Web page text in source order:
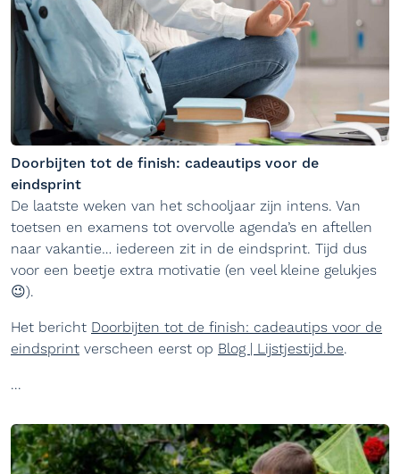
Doorbijten tot de finish: cadeautips voor de
eindsprint
De laatste weken van het schooljaar zijn intens. Van
toetsen en examens tot overvolle agenda’s en aftellen
naar vakantie… iedereen zit in de eindsprint. Tijd dus
voor een beetje extra motivatie (en veel kleine gelukjes
😉).
Het bericht Doorbijten tot de finish: cadeautips voor de
eindsprint verscheen eerst op Blog | Lijstjestijd.be.
...